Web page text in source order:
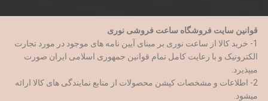
قوانین سایت فروشگاه ساعت فروشی نوری
1- خرید کالا از ساعت نوری بر مبنای آیین نامه های موجود در مورد تجارت
الکترونیک و با رعایت کامل تمام قوانین جمهوری اسلامی ایران صورت
میپذیرد.
2- اطلاعات و مشخصات کپشن محصولات از منابع نمایندگی های کالا ارائه
میشود.